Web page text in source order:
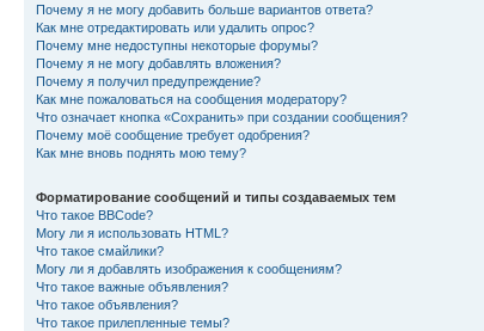
Почему я не могу добавить больше вариантов ответа?
Как мне отредактировать или удалить опрос?
Почему мне недоступны некоторые форумы?
Почему я не могу добавлять вложения?
Почему я получил предупреждение?
Как мне пожаловаться на сообщения модератору?
Что означает кнопка «Сохранить» при создании сообщения?
Почему моё сообщение требует одобрения?
Как мне вновь поднять мою тему?
Форматирование сообщений и типы создаваемых тем
Что такое BBCode?
Могу ли я использовать HTML?
Что такое смайлики?
Могу ли я добавлять изображения к сообщениям?
Что такое важные объявления?
Что такое объявления?
Что такое прилепленные темы?